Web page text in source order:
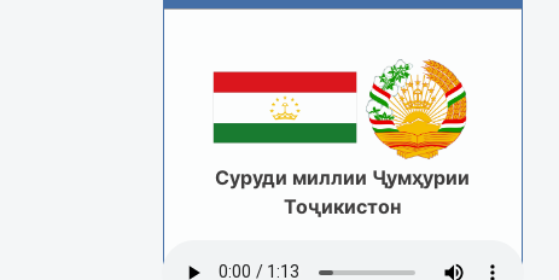
Суруди миллии Ҷумҳурии
Тоҷикистон